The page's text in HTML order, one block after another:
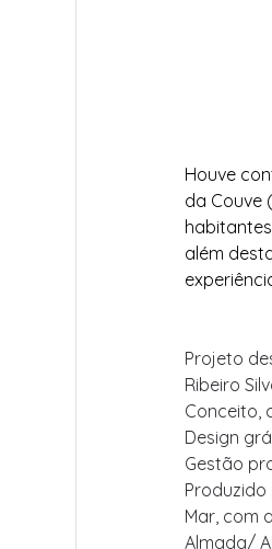
Houve
da Couve
além
Projeto
Ribeiro
Conceito,
Design
Gestão
Produzido
Mar, com
Almada/